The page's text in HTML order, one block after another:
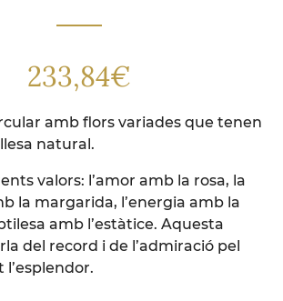
amb flors variades que tenen
natural.
valors: l’amor amb la rosa, la
la margarida, l’energia amb la
amb l’estàtice. Aquesta
del record i de l’admiració pel
233,84€